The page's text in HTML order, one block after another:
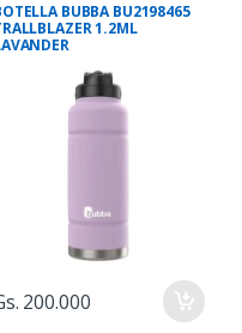
BUBBA BU2198465
1.2ML
200.000